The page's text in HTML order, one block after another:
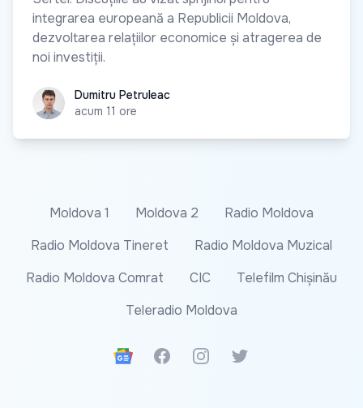
integrarea europeană a Republicii Moldova,
dezvoltarea relațiilor economice și atragerea de
noi investiții.
Dumitru Petruleac
Dumitru Petruleac
acum 11 ore
Moldova 1 Moldova 2
Radio Moldova
Radio Moldova Tineret
Radio Moldova Muzical
Radio Moldova Comrat
CIC
Telefilm Chișinău
Teleradio Moldova
Google News
FacebookInstagramTwitter